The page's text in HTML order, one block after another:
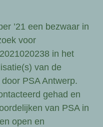
’21 een bezwaar in
voor
in het
van de
PSA Antwerp.
gehad en
van PSA in
open en